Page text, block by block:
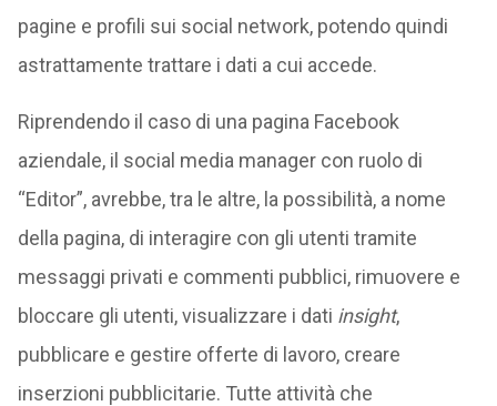
pagine e profili sui social network, potendo quindi
astrattamente trattare i dati a cui accede.
Riprendendo il caso di una pagina Facebook
aziendale, il social media manager con ruolo di
“Editor”, avrebbe, tra le altre, la possibilità, a nome
della pagina, di interagire con gli utenti tramite
messaggi privati e commenti pubblici, rimuovere e
bloccare gli utenti, visualizzare i dati insight,
pubblicare e gestire offerte di lavoro, creare
inserzioni pubblicitarie. Tutte attività che